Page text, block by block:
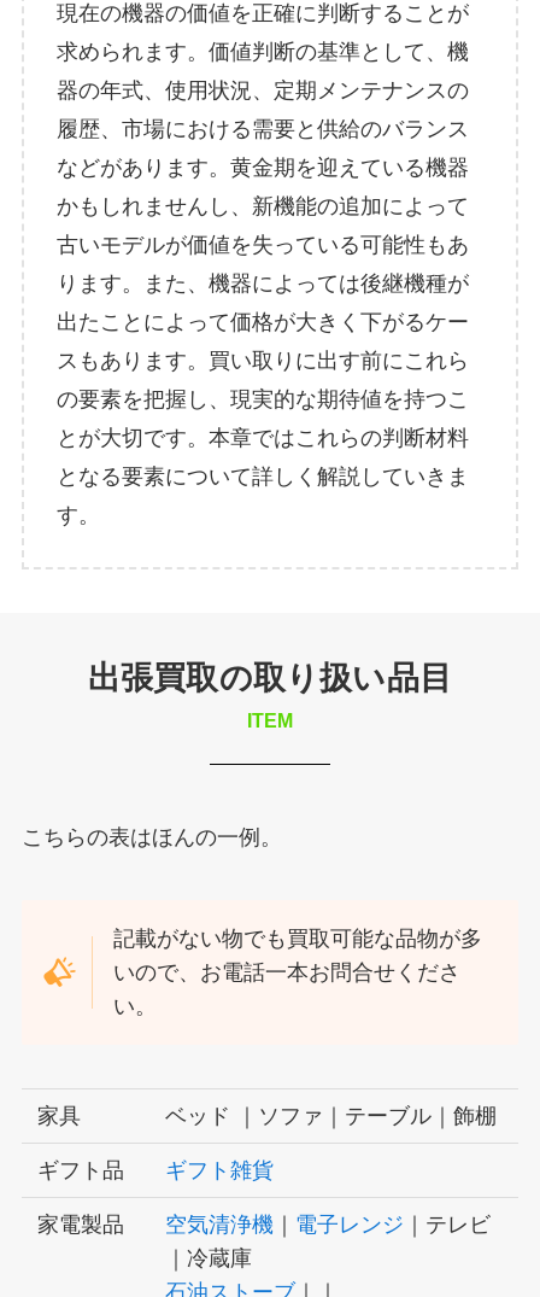
現在の機器の価値を正確に判断することが
求められます。価値判断の基準として、機
器の年式、使用状況、定期メンテナンスの
履歴、市場における需要と供給のバランス
などがあります。黄金期を迎えている機器
かもしれませんし、新機能の追加によって
古いモデルが価値を失っている可能性もあ
ります。また、機器によっては後継機種が
出たことによって価格が大きく下がるケー
スもあります。買い取りに出す前にこれら
の要素を把握し、現実的な期待値を持つこ
とが大切です。本章ではこれらの判断材料
となる要素について詳しく解説していきま
す。
出張買取の取り扱い品目
ITEM
こちらの表はほんの一例。
記載がない物でも買取可能な品物が多
いので、お電話一本お問合せくださ
い。
家具 ベッド ｜ソファ｜テーブル｜飾棚
ギフト品 ギフト雑貨
家電製品 空気清浄機 ｜ 電子レンジ ｜テレビ
｜冷蔵庫
石油ストーブ｜｜